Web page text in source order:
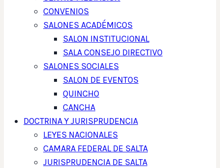
CONVENIOS
SALONES ACADÉMICOS
SALON INSTITUCIONAL
SALA CONSEJO DIRECTIVO
SALONES SOCIALES
SALON DE EVENTOS
QUINCHO
CANCHA
DOCTRINA Y JURISPRUDENCIA
LEYES NACIONALES
CAMARA FEDERAL DE SALTA
JURISPRUDENCIA DE SALTA